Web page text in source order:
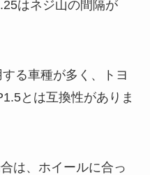
はネジ山の間隔が
る車種が多く、トヨ
とは互換性がありま
は、ホイールに合っ